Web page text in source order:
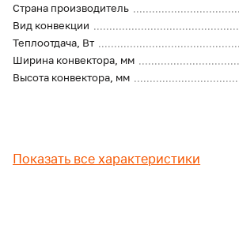
Страна производитель
Вид конвекции
Теплоотдача, Вт
Ширина конвектора, мм
Высота конвектора, мм
Показать все характеристики